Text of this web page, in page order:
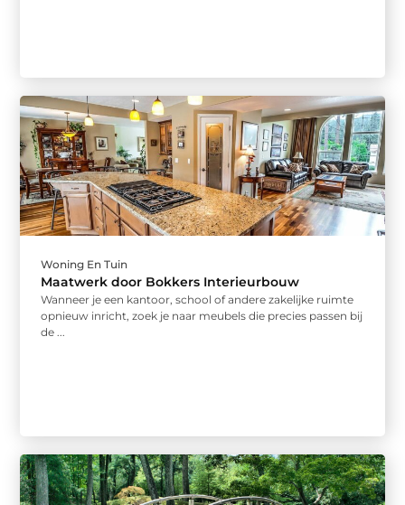
Woning En Tuin
Maatwerk door Bokkers Interieurbouw
Wanneer je een kantoor, school of andere zakelijke ruimte
opnieuw inricht, zoek je naar meubels die precies passen bij
de ...